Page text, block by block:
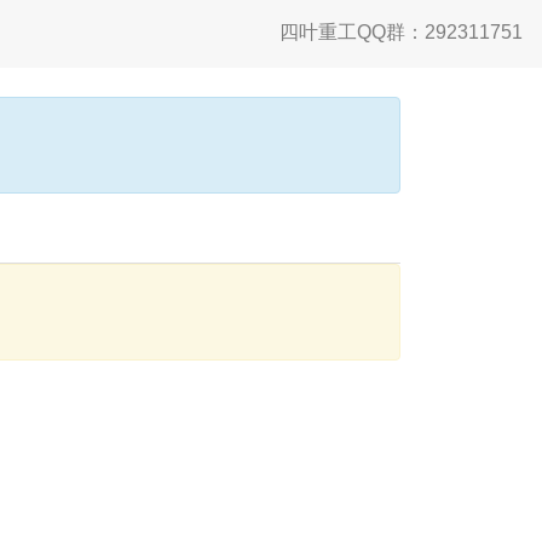
四叶重工QQ群：292311751